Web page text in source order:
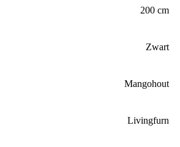
200 cm
Zwart
Mangohout
Livingfurn